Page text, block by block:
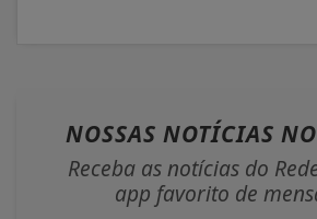
NOSSAS NOTÍCIAS
Receba as notícias do
app favorito de